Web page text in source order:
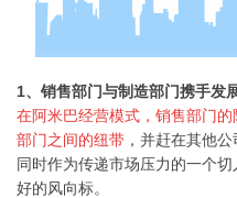
1、销售部门与制造部门携手发
在阿米巴经营模式，销售部门
部门之间的纽带 ，并赶在其他
同时作为传递市场压力的一个
好的风向标。